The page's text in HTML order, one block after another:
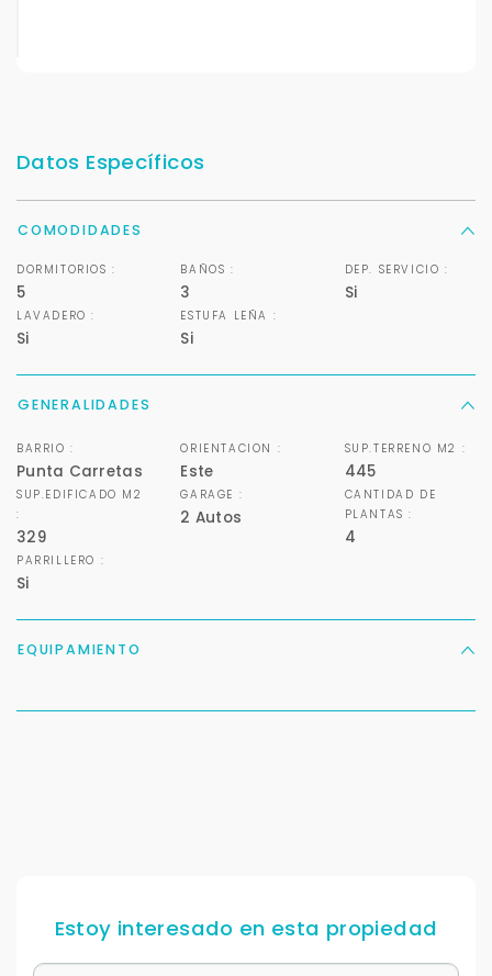
Datos Específicos
COMODIDADES
DORMITORIOS :
5
BAÑOS :
3
DEP. SERVICIO :
Si
LAVADERO :
Si
ESTUFA LEÑA :
Si
GENERALIDADES
BARRIO :
Punta Carretas
ORIENTACION :
Este
SUP.TERRENO M2 :
445
SUP.EDIFICADO M2
:
329
GARAGE :
2 Autos
CANTIDAD DE
PLANTAS :
4
PARRILLERO :
Si
EQUIPAMIENTO
Estoy interesado en esta propiedad
Para responderte